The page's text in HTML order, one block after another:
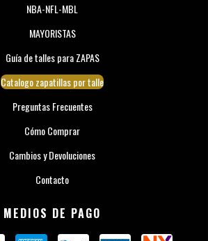
NBA-NFL-MBL
MAYORISTAS
Guía de talles para ZAPAS
Catalogo zapatillas por talle
Preguntas Frecuentes
Cómo Comprar
Cambios y Devoluciones
Contacto
MEDIOS DE PAGO